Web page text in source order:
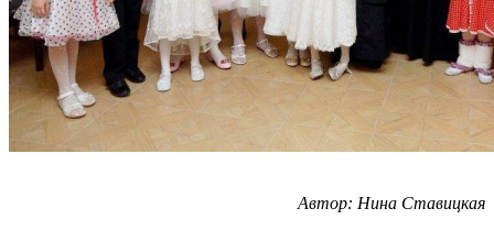
Автор: Нина Ставицкая